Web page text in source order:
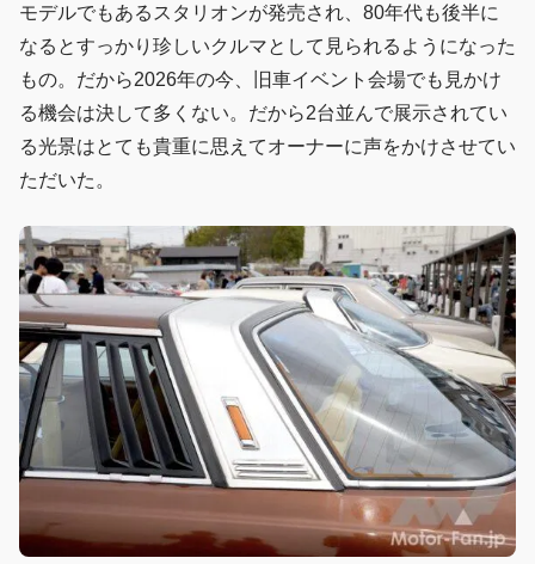
モデルでもあるスタリオンが発売され、80年代も後半に
なるとすっかり珍しいクルマとして見られるようになった
もの。だから2026年の今、旧車イベント会場でも見かけ
る機会は決して多くない。だから2台並んで展示されてい
る光景はとても貴重に思えてオーナーに声をかけさせてい
ただいた。